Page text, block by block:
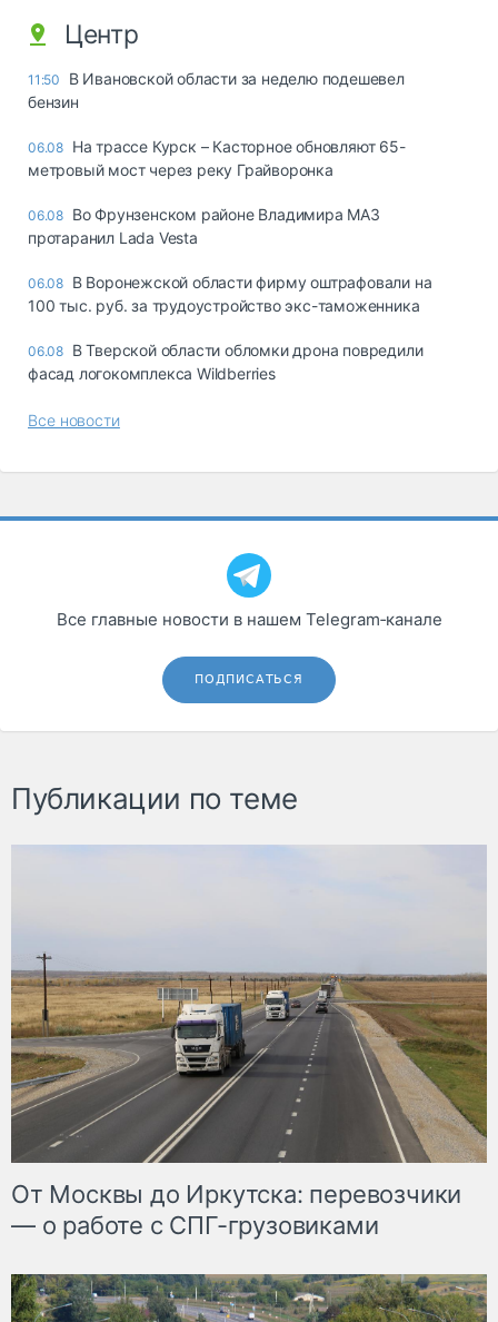
Центр
11:50
В Ивановской области за неделю подешевел
бензин
06.08 На трассе Курск – Касторное обновляют 65-
метровый мост через реку Грайворонка
06.08 Во Фрунзенском районе Владимира МАЗ
протаранил Lada Vesta
06.08 В Воронежской области фирму оштрафовали на
100 тыс. руб. за трудоустройство экс-таможенника
06.08 В Тверской области обломки дрона повредили
фасад логокомплекса Wildberries
Все новости
Все главные новости в нашем Telegram‑канале
ПОДПИСАТЬСЯ
Публикации по теме
От Москвы до Иркутска: перевозчики
— о работе с СПГ-грузовиками